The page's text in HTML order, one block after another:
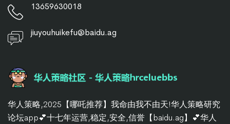
13659630018
jiuyouhuikefu@baidu.ag
华人策略,2025【哪吒推荐】我命由我不由天!华人策略研究
论坛app💕十七年运营,稳定,安全,信誉【baidu.ag】💕华人